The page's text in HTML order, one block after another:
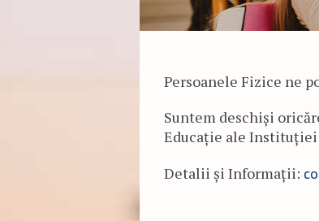
Persoanele Fizice ne
Suntem deschiși
Educație ale Instituției
Detalii și Informații: